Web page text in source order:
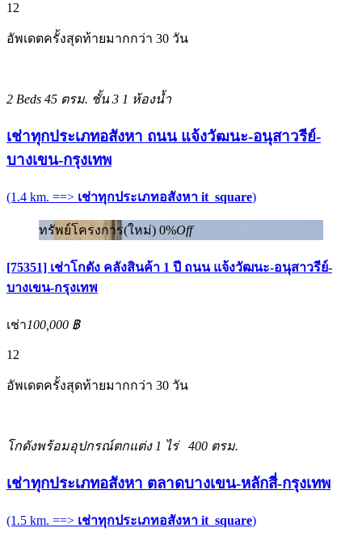
12
อัพเดตครั้งสุดท้ายมากกว่า 30 วัน
2 Beds 45 ตรม. ชั้น 3 1 ห้องน้ำ
เช่าทุกประเภทอสังหา ถนน แจ้งวัฒนะ-อนุสาวรีย์-
บางเขน-กรุงเทพ
(1.4 km. ==> เช่าทุกประเภทอสังหา it_square)
ทรัพย์โครงการ(ใหม่) 0%Off
[75351] เช่าโกดัง คลังสินค้า 1 ปี ถนน แจ้งวัฒนะ-อนุสาวรีย์-
บางเขน-กรุงเทพ
เช่า100,000 ฿
12
อัพเดตครั้งสุดท้ายมากกว่า 30 วัน
โกดังพร้อมอุปกรณ์ตกแต่ง 1 ไร่ 400 ตรม.
เช่าทุกประเภทอสังหา ตลาดบางเขน-หลักสี่-กรุงเทพ
(1.5 km. ==> เช่าทุกประเภทอสังหา it_square)